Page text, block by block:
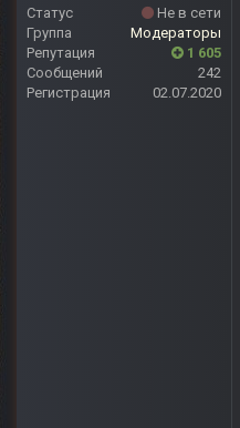
Статус
Не в сети
Группа
Модераторы
Репутация
1 605
Сообщений
242
Регистрация
02.07.2020